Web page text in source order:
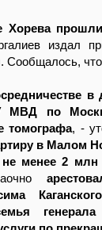
Хорева
издал
Сообщалось, что
в
МВД по
томографа, -
в Малом
не менее 2
Каганского